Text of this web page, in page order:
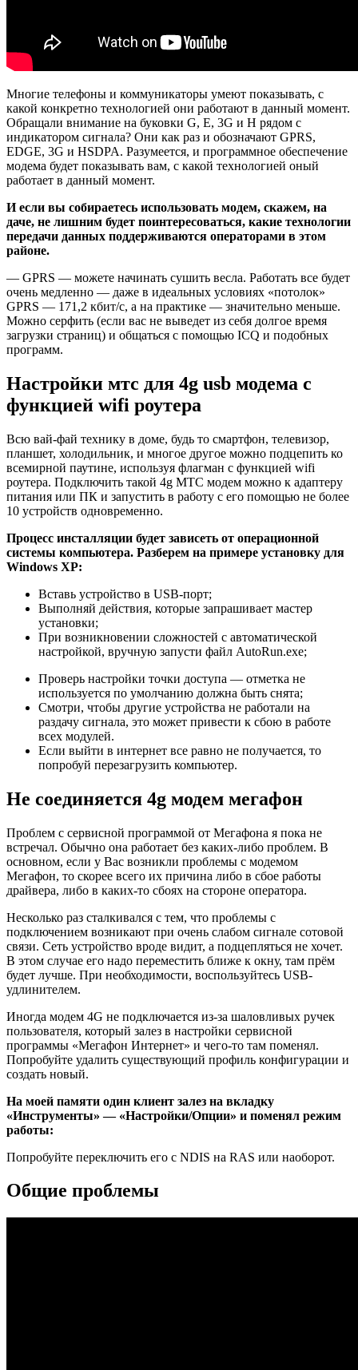
Многие телефоны и коммуникаторы умеют показывать, с
какой конкретно технологией они работают в данный момент.
Обращали внимание на буковки G, E, 3G и H рядом с
индикатором сигнала? Они как раз и обозначают GPRS,
EDGE, 3G и HSDPA. Разумеется, и программное обеспечение
модема будет показывать вам, с какой технологией оный
работает в данный момент.
И если вы собираетесь использовать модем, скажем, на
даче, не лишним будет поинтересоваться, какие технологии
передачи данных поддерживаются операторами в этом
районе.
— GPRS — можете начинать сушить весла. Работать все будет
очень медленно — даже в идеальных условиях «потолок»
GPRS — 171,2 кбит/c, а на практике — значительно меньше.
Можно серфить (если вас не выведет из себя долгое время
загрузки страниц) и общаться с помощью ICQ и подобных
программ.
Настройки мтс для 4g usb модема с
функцией wifi роутера
Всю вай-фай технику в доме, будь то смартфон, телевизор,
планшет, холодильник, и многое другое можно подцепить ко
всемирной паутине, используя флагман с функцией wifi
роутера. Подключить такой 4g МТС модем можно к адаптеру
питания или ПК и запустить в работу с его помощью не более
10 устройств одновременно.
Процесс инсталляции будет зависеть от операционной
системы компьютера. Разберем на примере установку для
Windows XP:
Вставь устройство в USB-порт;
Выполняй действия, которые запрашивает мастер
установки;
При возникновении сложностей с автоматической
настройкой, вручную запусти файл AutoRun.exe;
Проверь настройки точки доступа — отметка не
используется по умолчанию должна быть снята;
Смотри, чтобы другие устройства не работали на
раздачу сигнала, это может привести к сбою в работе
всех модулей.
Если выйти в интернет все равно не получается, то
попробуй перезагрузить компьютер.
Не соединяется 4g модем мегафон
Проблем с сервисной программой от Мегафона я пока не
встречал. Обычно она работает без каких-либо проблем. В
основном, если у Вас возникли проблемы с модемом
Мегафон, то скорее всего их причина либо в сбое работы
драйвера, либо в каких-то сбоях на стороне оператора.
Несколько раз сталкивался с тем, что проблемы с
подключением возникают при очень слабом сигнале сотовой
связи. Сеть устройство вроде видит, а подцепляться не хочет.
В этом случае его надо переместить ближе к окну, там прём
будет лучше. При необходимости, воспользуйтесь USB-
удлинителем.
Иногда модем 4G не подключается из-за шаловливых ручек
пользователя, который залез в настройки сервисной
программы «Мегафон Интернет» и чего-то там поменял.
Попробуйте удалить существующий профиль конфигурации и
создать новый.
На моей памяти один клиент залез на вкладку
«Инструменты» — «Настройки/Опции» и поменял режим
работы:
Попробуйте переключить его с NDIS на RAS или наоборот.
Общие проблемы